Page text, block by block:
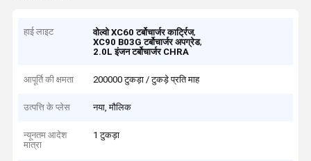
हाई लाइट वोल्वो XC60 टर्बोचार्जर कार्ट्रिज,
XC90 B03G टर्बोचार्जर अपग्रेड,
2.0L इंजन टर्बोचार्जर CHRA
आपूर्ति की क्षमता 200000 टुकड़ा / टुकड़े प्रति माह
उत्पत्ति के प्लेस नया, मौलिक
न्यूनतम आदेश
मात्रा
1 टुकड़ा